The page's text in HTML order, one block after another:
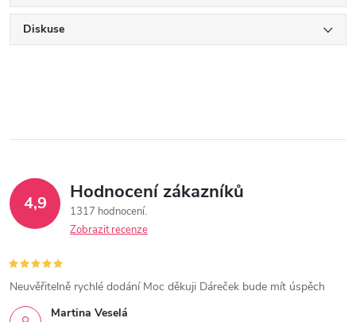
Diskuse
4,9 Hodnocení zákazníků
1317 hodnocení
Zobrazit recenze
Martina Veselá
Neuvěřitelně rychlé dodání Moc děkuji Dáreček bude mít úspěch